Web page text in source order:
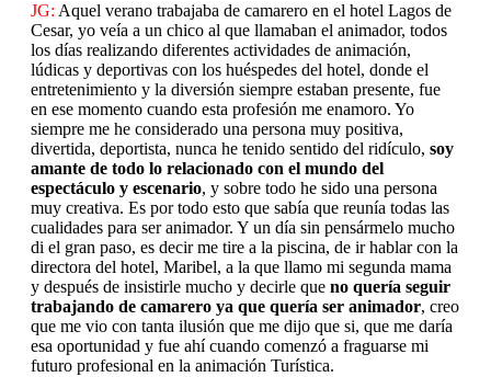
JG: Aquel verano trabajaba de camarero en el hotel Lagos de
Cesar, yo veía a un chico al que llamaban el animador, todos
los días realizando diferentes actividades de animación,
lúdicas y deportivas con los huéspedes del hotel, donde el
entretenimiento y la diversión siempre estaban presente, fue
en ese momento cuando esta profesión me enamoro. Yo
siempre me he considerado una persona muy positiva,
divertida, deportista, nunca he tenido sentido del ridículo, soy
amante de todo lo relacionado con el mundo del
espectáculo y escenario, y sobre todo he sido una persona
muy creativa. Es por todo esto que sabía que reunía todas las
cualidades para ser animador. Y un día sin pensármelo mucho
di el gran paso, es decir me tire a la piscina, de ir hablar con la
directora del hotel, Maribel, a la que llamo mi segunda mama
y después de insistirle mucho y decirle que no quería seguir
trabajando de camarero ya que quería ser animador, creo
que me vio con tanta ilusión que me dijo que si, que me daría
esa oportunidad y fue ahí cuando comenzó a fraguarse mi
futuro profesional en la animación Turística.